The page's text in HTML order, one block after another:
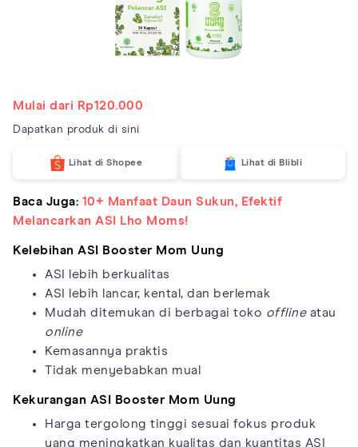
Mulai dari Rp120.000
Dapatkan produk di sini
Lihat di Shopee Lihat di Blibli
Baca Juga: 10+ Manfaat Daun Sukun, Efektif
Melancarkan ASI Lho Moms!
Kelebihan ASI Booster Mom Uung
ASI lebih berkualitas
ASI lebih lancar, kental, dan berlemak
Mudah ditemukan di berbagai toko offlineatau
online
Kemasannya praktis
Tidak menyebabkan mual
Kekurangan ASI Booster Mom Uung
Harga tergolong tinggi sesuai fokus produk
yang meningkatkan kualitas dan kuantitas ASI